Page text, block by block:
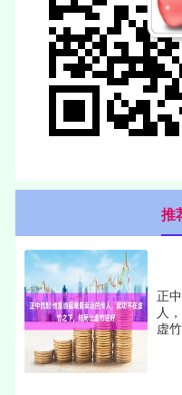
推
正
人
虚